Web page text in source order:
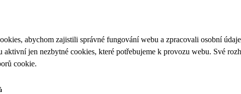
abychom zajistili správné fungování webu a zpracovali osobní
aktivní jen nezbytné cookies, které potřebujeme k provozu webu. Své
cookie.